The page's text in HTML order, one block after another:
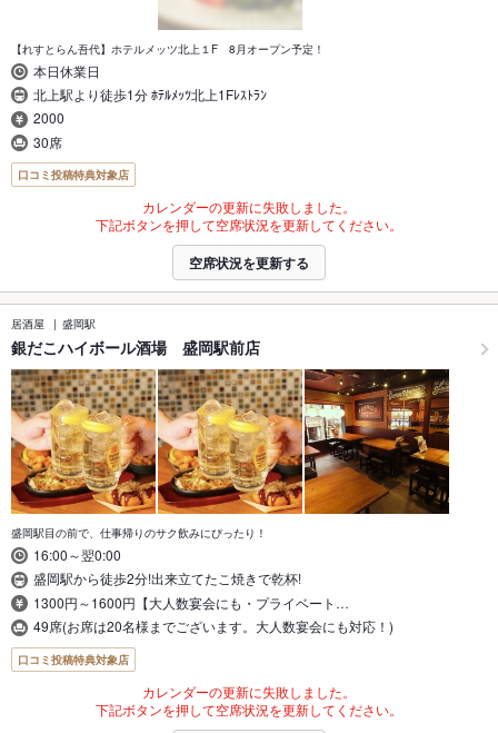
【れすとらん吾代】ホテルメッツ北上１F 8月オープン予定！
本日休業日
北上駅より徒歩1分 ﾎﾃﾙﾒｯﾂ北上1Fﾚｽﾄﾗﾝ
2000
30席
口コミ投稿特典対象店
カレンダーの更新に失敗しました。
下記ボタンを押して空席状況を更新してください。
空席状況を更新する
居酒屋 盛岡駅
銀だこハイボール酒場 盛岡駅前店
盛岡駅目の前で、仕事帰りのサク飲みにぴったり！
16:00～翌0:00
盛岡駅から徒歩2分!出来立てたこ焼きで乾杯!
1300円～1600円【大人数宴会にも・プライベート…
49席(お席は20名様までございます。大人数宴会にも対応！)
口コミ投稿特典対象店
カレンダーの更新に失敗しました。
下記ボタンを押して空席状況を更新してください。